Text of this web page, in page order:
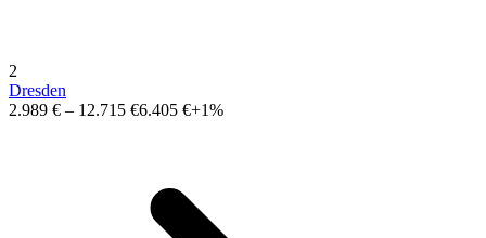
2
Dresden
2.989 € – 12.715 €6.405 €+1%